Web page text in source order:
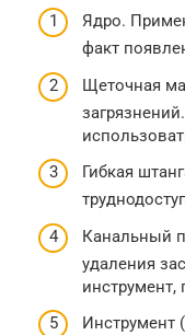
Ядро.
факт
Щеточная
Гибкая
Канальный
удаления
инструмент,
Инструмент